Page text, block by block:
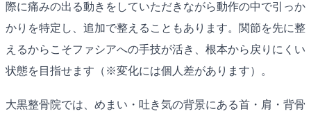
際に痛みの出る動きをしていただきながら動作の中で引っか
かりを特定し、追加で整えることもあります。関節を先に整
えるからこそファシアへの手技が活き、根本から戻りにくい
状態を目指せます（※変化には個人差があります）。
大黒整骨院では、めまい・吐き気の背景にある首・肩・背骨